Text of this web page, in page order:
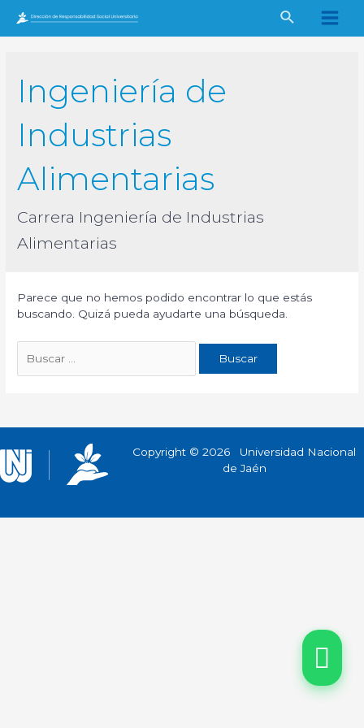
Buscar
Main
Ingeniería de
Industrias
Alimentarias
Carrera Ingeniería de Industrias
Alimentarias
Parece que no hemos podido encontrar lo que estás
buscando. Quizá pueda ayudarte una búsqueda.
por:
Copyright © 2026 Universidad Nacional
de Jaén